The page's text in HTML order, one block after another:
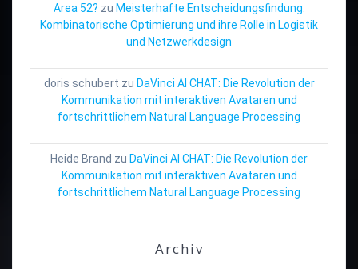
Area 52? zu Meisterhafte Entscheidungsfindung:
Kombinatorische Optimierung und ihre Rolle in Logistik
und Netzwerkdesign
doris schubert zu DaVinci AI CHAT: Die Revolution der
Kommunikation mit interaktiven Avataren und
fortschrittlichem Natural Language Processing
Heide Brand zu DaVinci AI CHAT: Die Revolution der
Kommunikation mit interaktiven Avataren und
fortschrittlichem Natural Language Processing
Archiv